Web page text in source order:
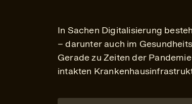
In Sachen Digitalisierung
– darunter auch im
Gerade zu Zeiten der
intakten